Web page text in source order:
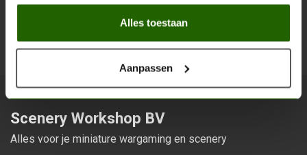
Alles toestaan
Aanpassen
Blijf op de hoogte over onze laatste acties
Scenery Workshop BV
Alles voor je miniature wargaming en scenery